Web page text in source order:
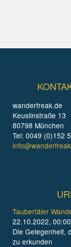
wanderfreak.de
Keuslinstraße 13
80798 München
Tel: 0049 (0)152
Taubertäler
22.10.2022, 00:00
Die Gelegenheit,
zu erkunden